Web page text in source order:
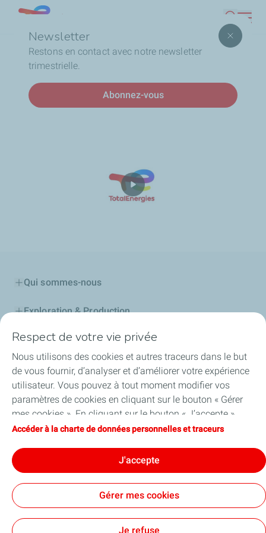
contenu
Newsletter
Restons en contact avec notre newsletter
trimestrielle.
Abonnez-vous
Lebanon
d'Ariane
Accueil Protection et Confort
Protection et Confort
Qui sommes-nous
Exploration & Production
Stations Service
Lubrifiants Automobiles
Professionnels
TotalEnergies DAFA
Accessibilité: partiellement conforme
Respect de votre vie privée
Nous utilisons des cookies et autres traceurs dans le but
de vous fournir, d’analyser et d’améliorer votre expérience
utilisateur. Vous pouvez à tout moment modifier vos
paramètres de cookies en cliquant sur le bouton « Gérer
mes cookies ». En cliquant sur le bouton « J’accepte »,
vous acceptez le dépôt de l’ensemble des cookies. Dans le
techniques nécessaires au bon fonctionnement du site
seront utilisés. Pour plus d’informations, vous pouvez
consulter la page « Charte de données personnelles et
traceurs ».
Accéder à la charte de données personnelles et traceurs
J'accepte
Gérer mes cookies
Je refuse